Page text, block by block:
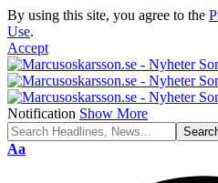
By using this site, you agree to the
Use.
Accept
Notification Show More
Font
Aa